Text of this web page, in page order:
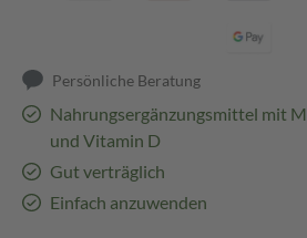
Persönliche Beratung
Nahrungsergänzungsmittel mit
und Vitamin D
Gut verträglich
Einfach anzuwenden